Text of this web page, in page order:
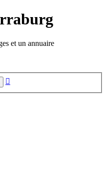
et un annuaire